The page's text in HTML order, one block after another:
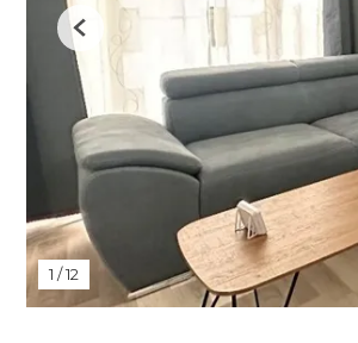
1 /12
Previous